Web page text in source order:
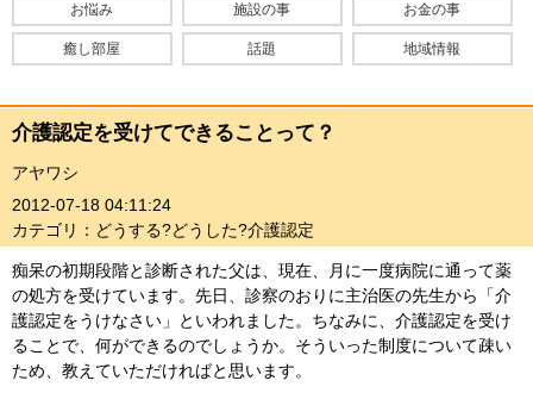
お悩み 施設の事 お金の事
癒し部屋 話題 地域情報
介護認定を受けてできることって？
アヤワシ
2012-07-18 04:11:24
カテゴリ：どうする?どうした?介護認定
痴呆の初期段階と診断された父は、現在、月に一度病院に通って薬
の処方を受けています。先日、診察のおりに主治医の先生から「介
護認定をうけなさい」といわれました。ちなみに、介護認定を受け
ることで、何ができるのでしょうか。そういった制度について疎い
ため、教えていただければと思います。